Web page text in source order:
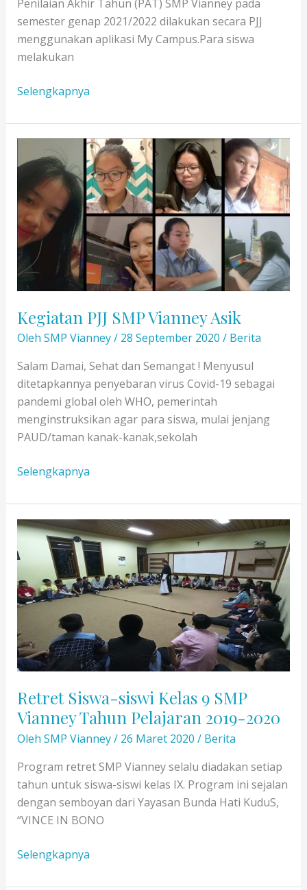
Penilaian Akhir Tahun (PAT) SMP Vianney pada
semester genap 2021/2022 dilakukan secara PJJ
menggunakan aplikasi My Campus.Para siswa
melakukan
Nilai
tapi
Kejujuran
lebih
Utama
Selengkapnya
Kegiatan PJJ SMP Vianney Asik
Oleh SMP Vianney/ 28 September 2020 / Berita
Salam Damai, Sehat dan Semangat ! Menyusul
ditetapkannya penyebaran virus Covid-19 sebagai
pandemi global oleh WHO, pemerintah
menginstruksikan agar para siswa, mulai jenjang
PAUD/taman kanak-kanak,sekolah
Kegiatan
SMP
Vianney
Selengkapnya
Retret Siswa-siswi Kelas 9 SMP
Vianney Tahun Pelajaran 2019-2020
Oleh SMP Vianney/ 26 Maret 2020 / Berita
Program retret SMP Vianney selalu diadakan setiap
tahun untuk siswa-siswi kelas IX. Program ini sejalan
dengan semboyan dari Yayasan Bunda Hati KuduS,
“VINCE IN BONO
Retret
Selengkapnya